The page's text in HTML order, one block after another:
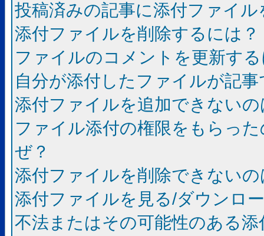
投稿済みの記事に添付ファイ
添付ファイルを削除するには？
ファイルのコメントを更新す
自分が添付したファイルが記
添付ファイルを追加できない
ファイル添付の権限をもらっ
ぜ？
添付ファイルを削除できない
添付ファイルを見る/ダウンロ
不法またはその可能性のある